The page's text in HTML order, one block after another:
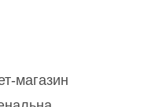
магазин